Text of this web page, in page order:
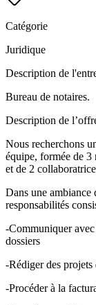
Catégorie
Juridique
Description de
Bureau de notaires.
Description de
Nous recherchons
équipe, formée de 3
et de 2
Dans une ambiance
responsabilités
-Communiquer
dossiers
-Rédiger des projets
-Procéder à la